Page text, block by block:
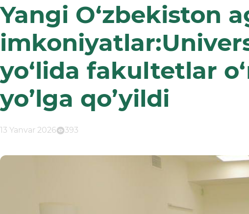
Yangi O‘zbekiston
yo‘lida fakultetlar
yo’lga qo’yildi
13 Yanvar 2026 393